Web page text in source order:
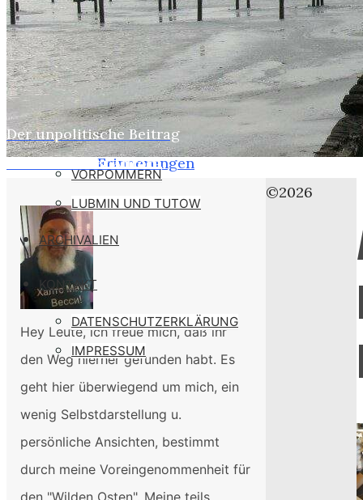
WEBCAM 24H
WEBER – KONFORM
RÜGEN PUTBUS
RHINESIDE-GALERIE
KREFELD-BILDER
VORPOMMERN
LUBMIN UND TUTOW
ARCHIVALIEN
KONTAKT
DATENSCHUTZERKLÄRUNG
IMPRESSUM
Home
Erinnerungen
Leiharbeitermugge
Der unpolitische Beitrag
Panzerkreuzer Aurora
Hey Leute, ich freue mich, daß ihr
den Weg hierher gefunden habt. Es
geht hier überwiegend um mich, ein
wenig Selbstdarstellung u.
persönliche Ansichten, bestimmt
durch meine Voreingenommenheit für
©2026